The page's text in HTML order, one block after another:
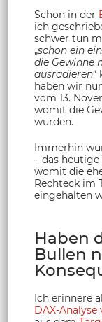
Schon in der
ich
schwer tun
„schon ein
die Gewinne
ausradieren“
haben wir
vom 13.
womit die
wurden.
Immerhin
– das heutige
womit die
Rechteck im
eingehalten
Haben
Bullen
Ich erinnere
DAX-